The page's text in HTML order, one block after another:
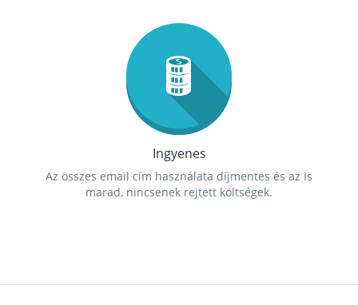
Ingyenes
Az összes email cím használata díjmentes és az is
marad, nincsenek rejtett költségek.